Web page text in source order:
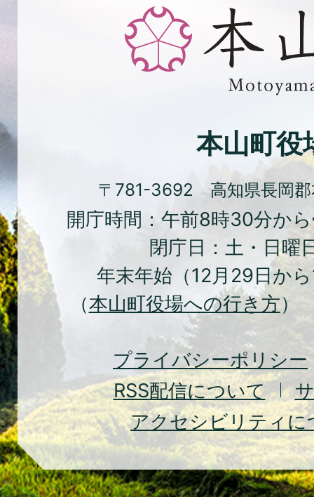
緑、
花
と
化
の
ま
ち
本
山
町
Town
本山町役
〒781-3692 高知県長岡郡
開庁時間：午前8時30分か
閉庁日：土・日曜
年末年始（12月29日か
（本山町役場への行き方）
プライバシーポリシー
RSS配信について
アクセシビリティに